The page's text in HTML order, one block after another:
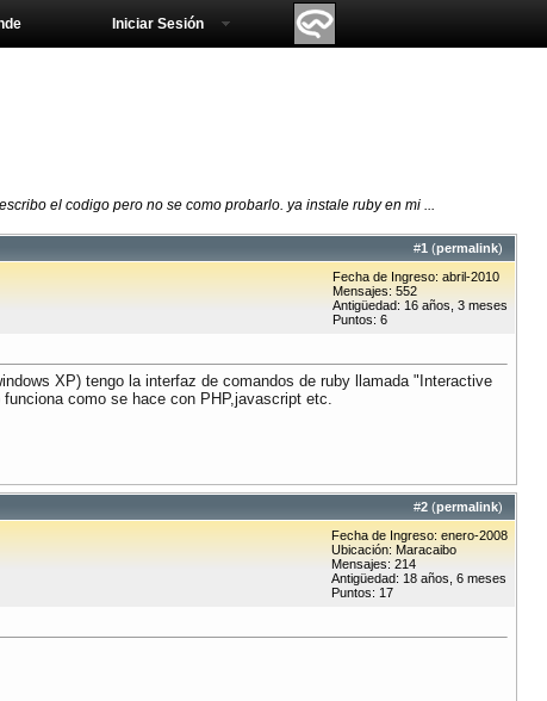
Iniciar Sesión
el codigo pero no se como probarlo. ya instale ruby en mi ...
#1 (permalink)
Fecha de Ingreso: abril-2010
Mensajes: 552
Antigüedad: 16 años, 3 meses
Puntos: 6
XP) tengo la interfaz de comandos de ruby llamada "Interactive
como se hace con PHP,javascript etc.
#2 (permalink)
Fecha de Ingreso: enero-2008
Ubicación: Maracaibo
Mensajes: 214
Antigüedad: 18 años, 6 meses
Puntos: 17